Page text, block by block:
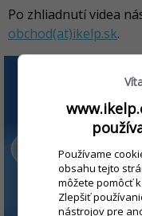
Po zhliadnutí videa
obchod(at)ikelp.sk.
Používame
obsahu tejto
môžete pomôcť
Zlepšiť
nástrojov pre